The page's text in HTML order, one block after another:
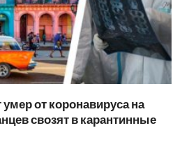
от коронавируса на
свозят в карантинные